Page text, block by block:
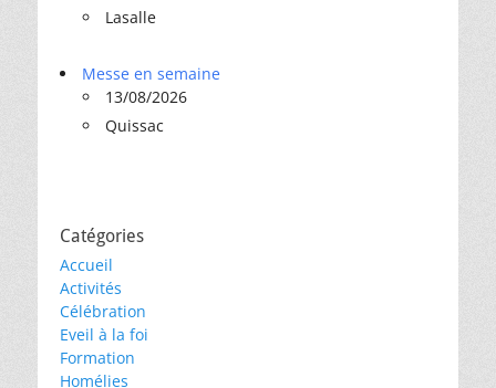
Lasalle
Messe en semaine
13/08/2026
Quissac
Catégories
Accueil
Activités
Célébration
Eveil à la foi
Formation
Homélies